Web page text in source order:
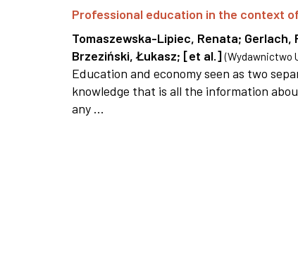
Professional education in the context
Tomaszewska-Lipiec, Renata; Gerlach,
Brzeziński, Łukasz; [et al.] (Wydawnictwo
Education and economy seen as two
knowledge that is all the information
any ...